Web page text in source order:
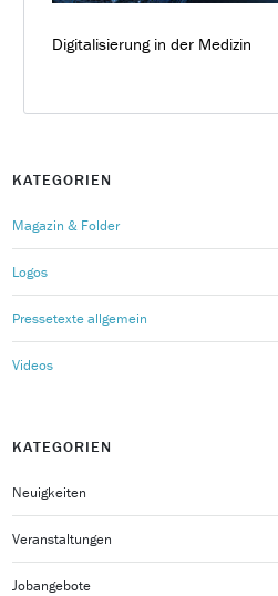
Digitalisierung in der Medizin
KATEGORIEN
Magazin & Folder
Logos
Pressetexte allgemein
Videos
KATEGORIEN
Neuigkeiten
Veranstaltungen
Jobangebote